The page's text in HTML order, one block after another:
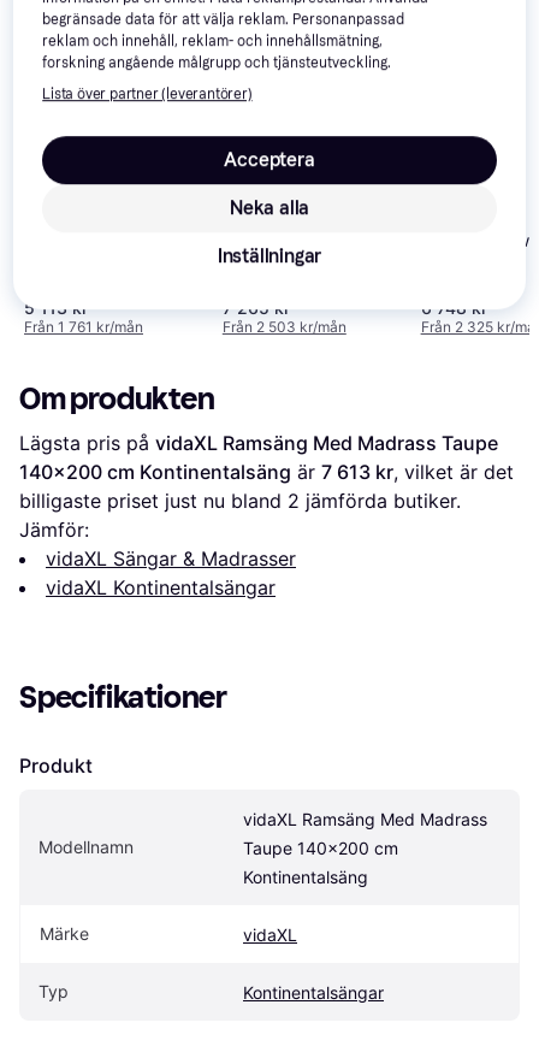
Vi har plockat fram ett urval av produkter som kanske skulle
intressera dig. Visa alla
5 113 kr
Från 1 761 kr/mån
vidaXL Box Spring
140x200cm
7 265 kr
Från 2 503 kr/mån
vidaXL Bed
140x200cm
6 748 kr
Från 2 325 kr/
Om produkten
Lägsta pris på vidaXL Ramsäng Med Madrass Taupe
140x200 cm Kontinentalsäng är 7 613 kr, vilket är det
billigaste priset just nu bland 2 jämförda butiker.
Jämför:
vidaXL Sängar & Madrasser
vidaXL Kontinentalsängar
Specifikationer
Produkt
Modellnamn
vidaXL Ramsäng Med Madrass
Taupe 140x200 cm
Kontinentalsäng
Märke vidaXL
Typ Kontinentalsängar
begränsade data för att välja reklam. Personanpassad
reklam och innehåll, reklam- och innehållsmätning,
forskning angående målgrupp och tjänsteutveckling.
Lista över partner (leverantörer)
Neka alla
Acceptera
Inställningar